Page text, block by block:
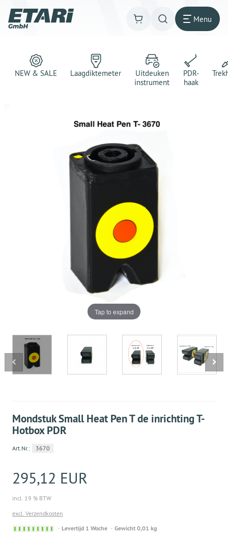
Menu
NEW & SALE Laagdiktemeter
Uitdeuken
instrument
PDR-
haak
Tap to expand
Mondstuk Small Heat Pen T de inrichting T-
Hotbox PDR
Art.Nr.: 3670
295,12 EUR
incl. 19 % BTW
excl. Verzendkosten
Sofort
Levertijd 1 Woche Gewicht 0,01 kg